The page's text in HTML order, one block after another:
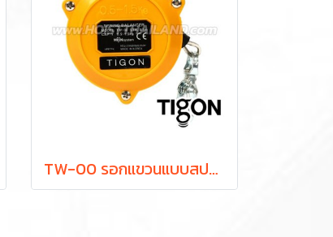
TW-00 รอกแขวนแบบสปริง ยกได้ 0.5-1.5 กก. ระยะยก 0.5 ม. "TIGON" มาตรฐานสากลจากประเทศเกาหลี